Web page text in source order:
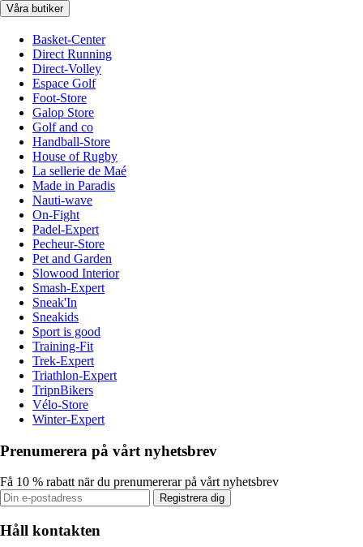
Våra butiker
Basket-Center
Direct Running
Direct-Volley
Espace Golf
Foot-Store
Galop Store
Golf and co
Handball-Store
House of Rugby
La sellerie de Maé
Made in Paradis
Nauti-wave
On-Fight
Padel-Expert
Pecheur-Store
Pet and Garden
Slowood Interior
Smash-Expert
Sneak'In
Sneakids
Sport is good
Training-Fit
Trek-Expert
Triathlon-Expert
TripnBikers
Vélo-Store
Winter-Expert
Prenumerera på vårt nyhetsbrev
Få 10 % rabatt när du prenumererar på vårt nyhetsbrev
Registrera dig
Håll kontakten